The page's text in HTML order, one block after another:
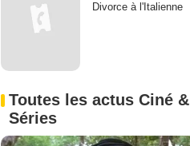
Divorce à l'Italienne
Toutes les actus Ciné &
Séries